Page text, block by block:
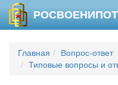
Главная
Вопрос-ответ
Типовые вопросы и